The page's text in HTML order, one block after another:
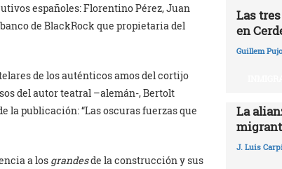
españoles: Florentino Pérez, Juan
de BlackRock que propietaria del
de los auténticos amos del cortijo
del autor teatral –alemán-, Bertolt
la publicación: “Las oscuras fuerzas que
a los grandesde la construcción y sus
Las
en
Guillem
La
J. Luis